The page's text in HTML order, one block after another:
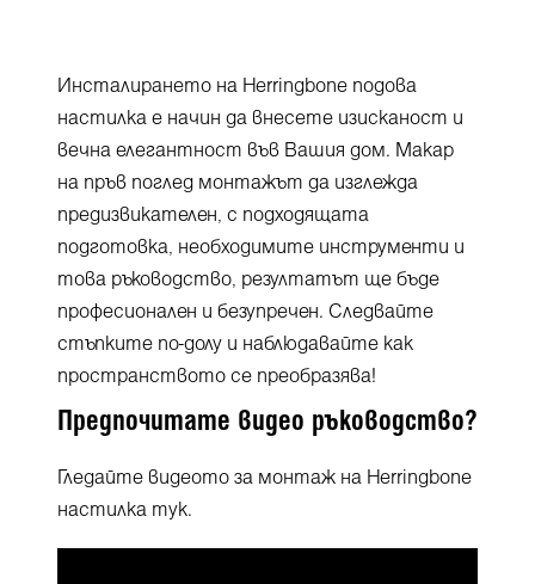
Инсталирането на Herringbone подова
настилка е начин да внесете изисканост и
вечна елегантност във Вашия дом. Макар
на пръв поглед монтажът да изглежда
предизвикателен, с подходящата
подготовка, необходимите инструменти и
това ръководство, резултатът ще бъде
професионален и безупречен. Следвайте
стъпките по-долу и наблюдавайте как
пространството се преобразява!
Предпочитате видео ръководство?
Гледайте видеото за монтаж на Herringbone
настилка тук.